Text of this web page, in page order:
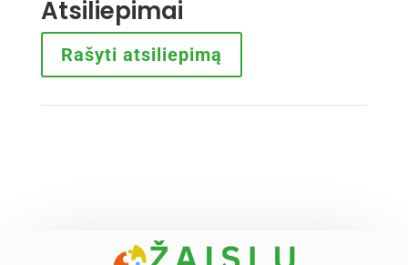
Atsiliepimai
Rašyti atsiliepimą